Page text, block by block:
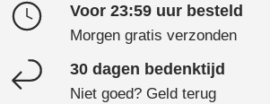
Voor 23:59 uur besteld
Morgen gratis verzonden
30 dagen bedenktijd
Niet goed? Geld terug